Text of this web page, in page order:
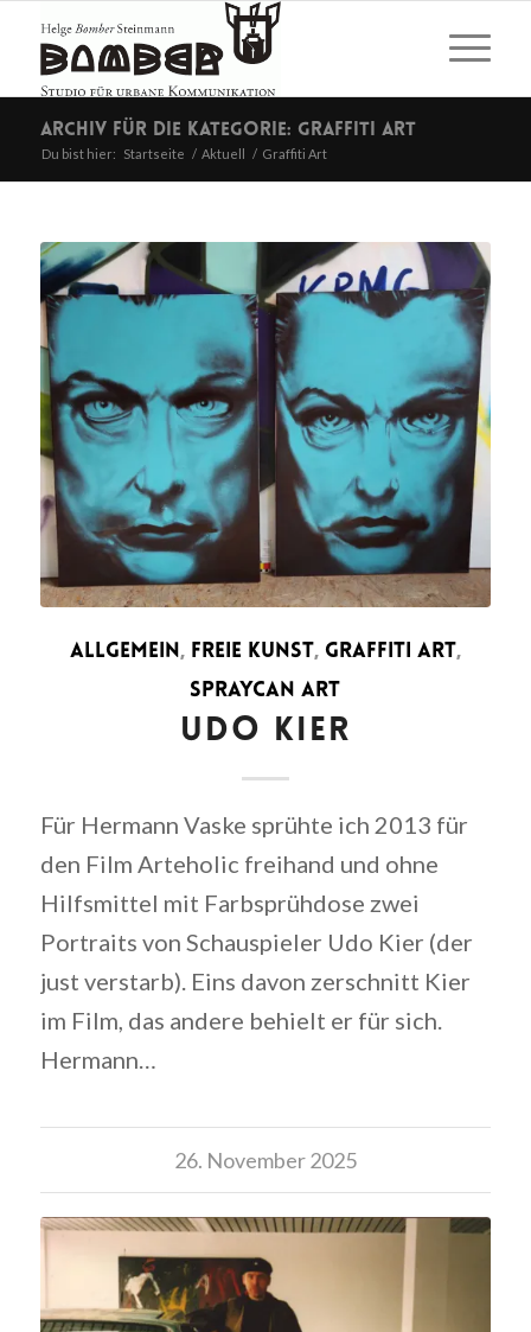
Archiv für die Kategorie: Graffiti Art
Du bist hier: Startseite / Aktuell / Graffiti Art
ALLGEMEIN, FREIE KUNST, GRAFFITI ART,
SPRAYCAN ART
UDO KIER
Für Hermann Vaske sprühte ich 2013 für
den Film Arteholic freihand und ohne
Hilfsmittel mit Farbsprühdose zwei
Portraits von Schauspieler Udo Kier (der
just verstarb). Eins davon zerschnitt Kier
im Film, das andere behielt er für sich.
Hermann…
26. November 2025